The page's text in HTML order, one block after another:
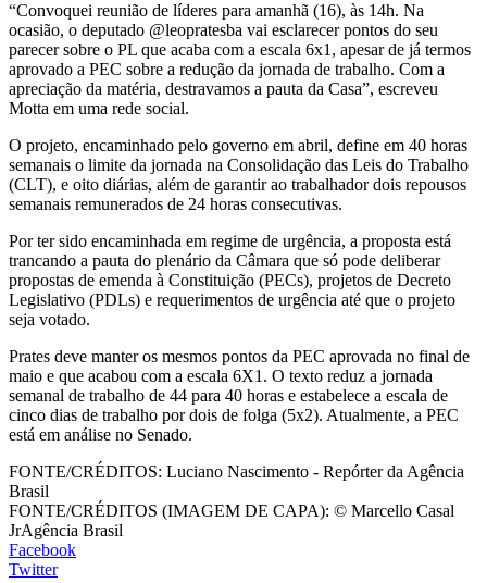
“Convoquei reunião de líderes para amanhã (16), às 14h. Na
ocasião, o deputado @leopratesba vai esclarecer pontos do seu
parecer sobre o PL que acaba com a escala 6x1, apesar de já termos
aprovado a PEC sobre a redução da jornada de trabalho. Com a
apreciação da matéria, destravamos a pauta da Casa”, escreveu
Motta em uma rede social.
O projeto, encaminhado pelo governo em abril, define em 40 horas
semanais o limite da jornada na Consolidação das Leis do Trabalho
(CLT), e oito diárias, além de garantir ao trabalhador dois repousos
semanais remunerados de 24 horas consecutivas.
Por ter sido encaminhada em regime de urgência, a proposta está
trancando a pauta do plenário da Câmara que só pode deliberar
propostas de emenda à Constituição (PECs), projetos de Decreto
Legislativo (PDLs) e requerimentos de urgência até que o projeto
seja votado.
Prates deve manter os mesmos pontos da PEC aprovada no final de
maio e que acabou com a escala 6X1. O texto reduz a jornada
semanal de trabalho de 44 para 40 horas e estabelece a escala de
cinco dias de trabalho por dois de folga (5x2). Atualmente, a PEC
está em análise no Senado.
FONTE/CRÉDITOS: Luciano Nascimento - Repórter da Agência
Brasil
FONTE/CRÉDITOS (IMAGEM DE CAPA): © Marcello Casal
JrAgência Brasil
Facebook
Twitter